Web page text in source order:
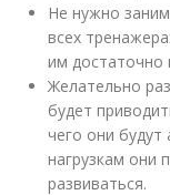
Не нужно
всех
им достаточно
Желательно
будет
чего они
нагрузкам они
развиваться.